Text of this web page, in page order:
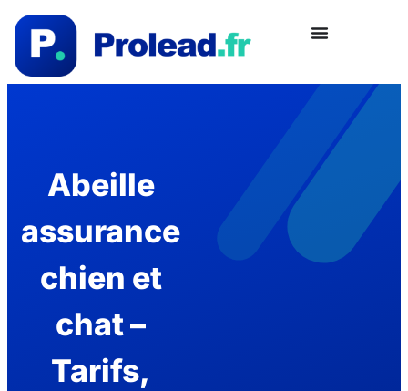
Abeille
assurance
chien et
chat –
Tarifs,